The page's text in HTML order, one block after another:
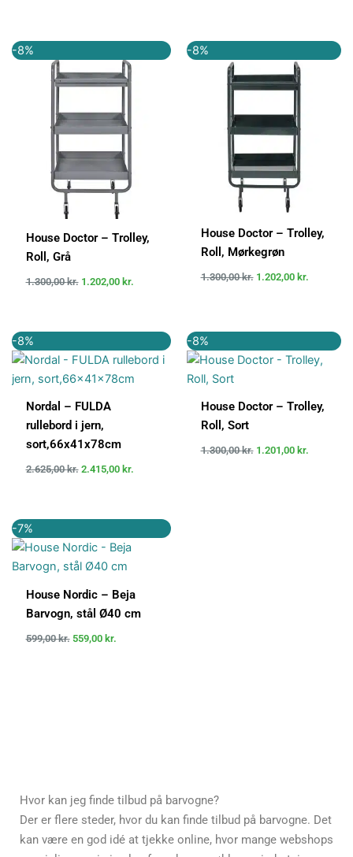
-8%
House Doctor – Trolley,
Roll, Grå
1.300,00kr.
oprindelige
pris
var:
1.300,00 kr..
1.202,00 kr.
aktuelle
-8%
House Doctor – Trolley,
Roll, Mørkegrøn
1.300,00kr.
oprindelige
pris
var:
1.300,00 kr..
1.202,00 kr.
aktuelle
-8%
Nordal – FULDA
rullebord i jern,
sort,66x41x78cm
2.625,00kr.
oprindelige
pris
var:
2.415,00 kr.
aktuelle
pris
er:
-8%
House Doctor – Trolley,
Roll, Sort
1.300,00kr.
oprindelige
pris
1.201,00 kr.
aktuelle
pris
-7%
House Nordic – Beja
Barvogn, stål Ø40 cm
599,00kr.
oprindelige
pris
var:
559,00 kr.
aktuelle
pris
er:
Hvor kan jeg finde tilbud på barvogne?
Der er flere steder, hvor du kan finde tilbud på barvogne. Det
kan være en god idé at tjekke online, hvor mange webshops